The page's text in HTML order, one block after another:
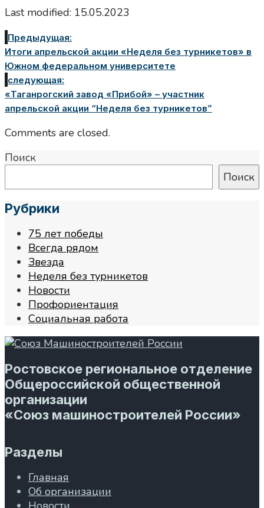
Last modified: 15.05.2023
Предыдущая:
Итоги апрельской акции «Неделя без турникетов» в
Южном федеральном университете
следующая:
«Таганрогский завод «Прибой» – участник
апрельской акции “Неделя без турникетов”
Comments are closed.
Поиск
Поиск
Рубрики
75 лет победы
Всегда рядом
Звезда
Неделя без турникетов
Новости
Профориентация
Социальная работа
Ростовское региональное отделение
Общероссийской общественной
организации
«Союз машиностроителей России»
Разделы
Главная
Об организации